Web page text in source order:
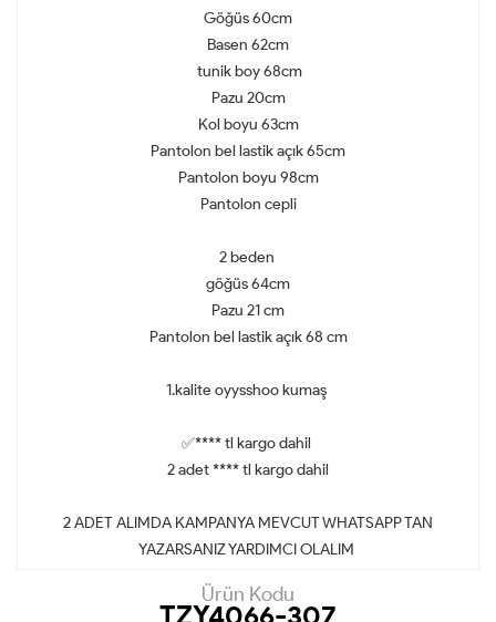
Göğüs 60cm
Basen 62cm
tunik boy 68cm
Pazu 20cm
Kol boyu 63cm
Pantolon bel lastik açık 65cm
Pantolon boyu 98cm
Pantolon cepli
2 beden
göğüs 64cm
Pazu 21 cm
Pantolon bel lastik açık 68 cm
1.kalite oyysshoo kumaş
✅**** tl kargo dahil
2 adet **** tl kargo dahil
2 ADET ALIMDA KAMPANYA MEVCUT WHATSAPP TAN
YAZARSANIZ YARDIMCI OLALIM
Ürün Kodu